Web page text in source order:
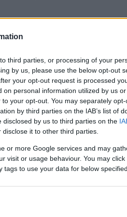
third parties, or processing of your
by us, please use the below opt-out
your opt-out request is processed
personal information utilized by us
your opt-out. You may separately
by third parties on the IAB’s list of
by us to third parties on the
it to other third parties.
or more Google services and may
visit or usage behaviour. You may
to use your data for below
μετά τις
τις πιο
θα εμφανιστεί στο